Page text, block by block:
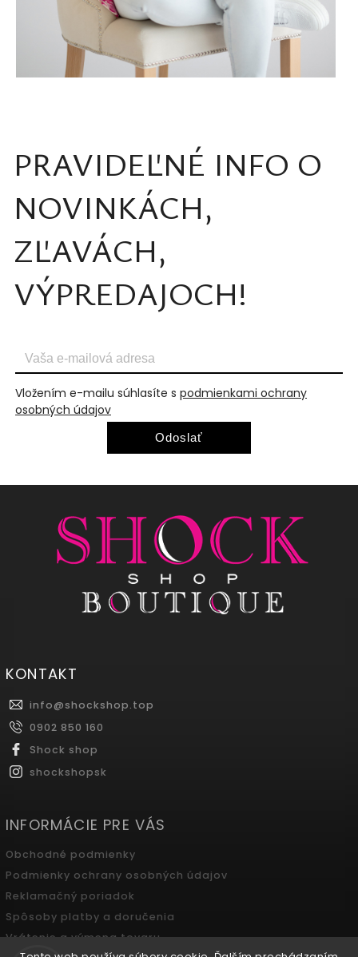
PRAVIDEĽNÉ INFO O
NOVINKÁCH,
ZĽAVÁCH,
VÝPREDAJOCH!
Vložením e-mailu súhlasíte s podmienkami ochrany
osobných údajov
Odoslať
KONTAKT
info@shockshop.top
0902 850 160
Shock shop
shockshopsk
INFORMÁCIE PRE VÁS
Obchodné podmienky
Podmienky ochrany osobných údajov
Reklamačný poriadok
Spôsoby platby a doručenia
Vrátenie a výmena tovaru